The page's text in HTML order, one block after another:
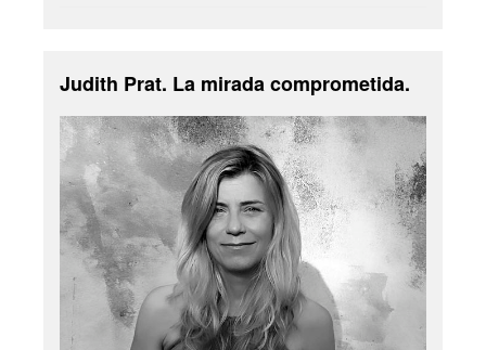
Judith Prat. La mirada comprometida.